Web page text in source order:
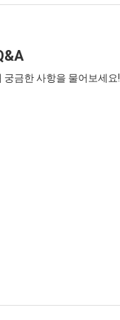
궁금한 사항을 물어보세요!